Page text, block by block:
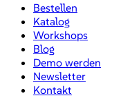
Bestellen
Katalog
Workshops
Blog
Demo werden
Newsletter
Kontakt